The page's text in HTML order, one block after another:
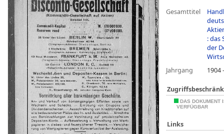
Gesamttitel
: das
der
Jahrgang
1904
DAS DOKUMENT
VERFÜGBAR
Links